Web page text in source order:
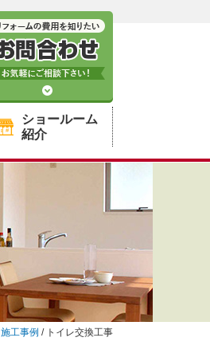
ショールーム
紹介
施工事例 / トイレ交換工事